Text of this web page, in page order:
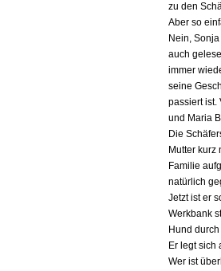
zu den
Aber so
Nein,
auch
immer
seine
passiert ist.
und Maria
Die
Mutter
Familie
natürlich
Jetzt ist er
Werkbank
Hund
Er legt sich
Wer ist